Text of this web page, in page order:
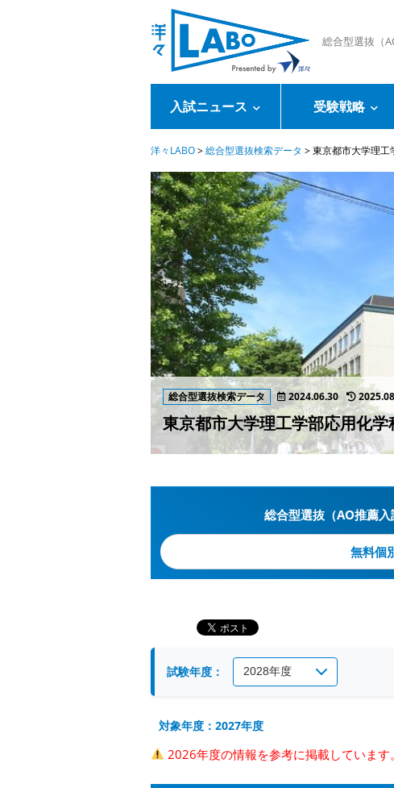
総合型選抜（
入試ニュース 受験戦略
洋々LABO>総合型選抜検索データ >東京都市大学理工
総合型選抜検索データ 2024.06.30
東京都市大学理工学部応用化
総合型選抜（AO推薦
無料個
試験年度：
対象年度：2027年度
2026年度の情報を参考に掲載しています。